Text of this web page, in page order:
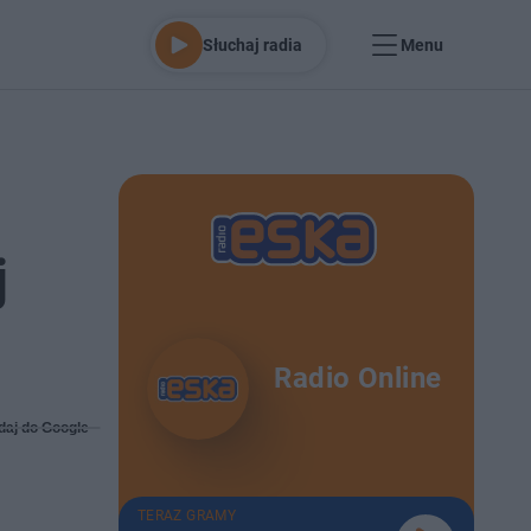
Słuchaj radia Menu
do Google
Radio Online
TERAZ GRAMY